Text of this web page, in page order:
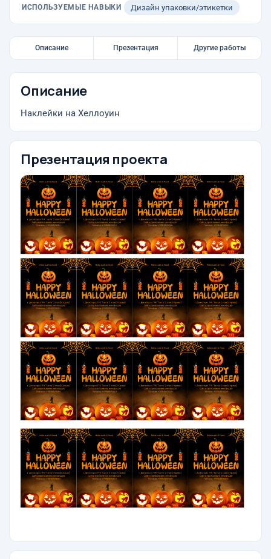
ИСПОЛЬЗУЕМЫЕ НАВЫКИ Дизайн упаковки/этикетки
Описание Презентация Другие работы
Описание
Наклейки на Хеллоуин
Презентация проекта